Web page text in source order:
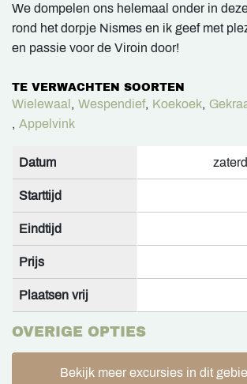
We dompelen ons helemaal onder in
rond het dorpje Nismes en ik geef met
en passie voor de Viroin door!
TE VERWACHTEN SOORTEN
Wielewaal , Wespendief, Koekoek,
, Appelvink
Datum
Starttijd
Eindtijd
Prijs
Plaatsen vrij
OVERIGE OPTIES
Bekijk meer excursies in dit